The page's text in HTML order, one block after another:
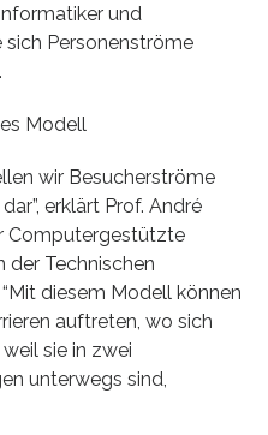
und
Personenströme
Modell
wir Besucherströme
erklärt Prof. André
Computergestützte
der Technischen
diesem Modell können
auftreten, wo sich
sie in zwei
unterwegs sind,